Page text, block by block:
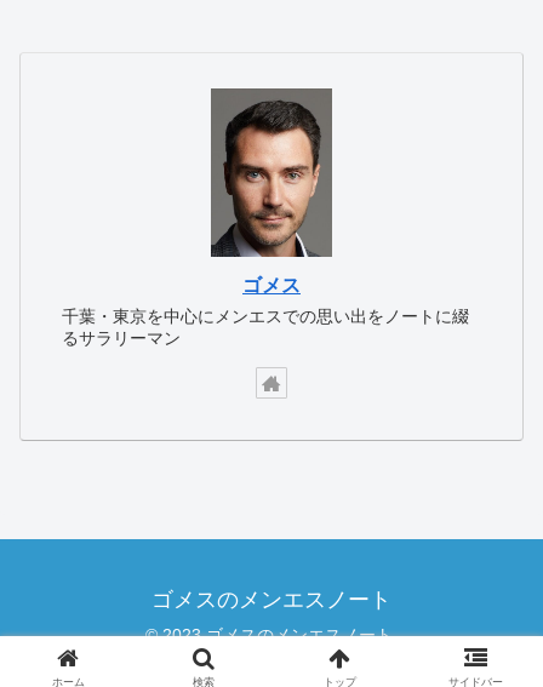
ゴメス
千葉・東京を中心にメンエスでの思い出をノートに綴
るサラリーマン
ゴメスのメンエスノート
© 2023 ゴメスのメンエスノート.
ホーム 検索 トップ サイドバー